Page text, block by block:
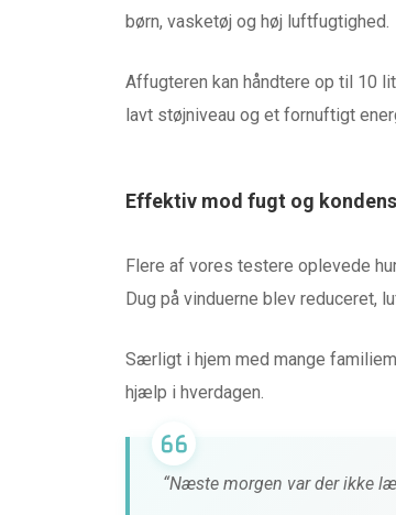
børn, vasketøj og høj luftfugtighed.
Affugteren kan håndtere op til 10
lavt støjniveau og et fornuftigt
Effektiv mod fugt og
Flere af vores testere oplevede
Dug på vinduerne blev reduceret,
Særligt i hjem med mange
hjælp i hverdagen.
“Næste morgen var der ikke
0 kommentarer